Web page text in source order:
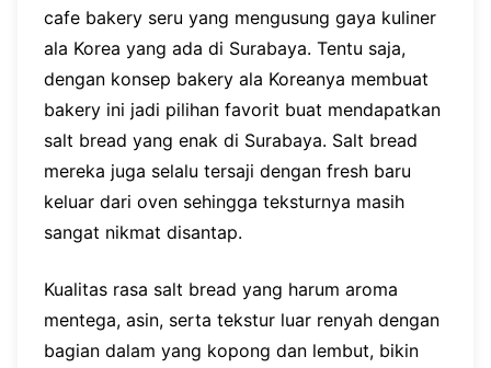
cafe bakery seru yang mengusung gaya kuliner
ala Korea yang ada di Surabaya. Tentu saja,
dengan konsep bakery ala Koreanya membuat
bakery ini jadi pilihan favorit buat mendapatkan
salt bread yang enak di Surabaya. Salt bread
mereka juga selalu tersaji dengan fresh baru
keluar dari oven sehingga teksturnya masih
sangat nikmat disantap.
Kualitas rasa salt bread yang harum aroma
mentega, asin, serta tekstur luar renyah dengan
bagian dalam yang kopong dan lembut, bikin